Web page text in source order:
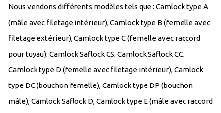
Nous vendons différents modèles tels que : Camlock type A
(mâle avec filetage intérieur), Camlock type B (femelle avec
filetage extérieur), Camlock type C (femelle avec raccord
pour tuyau), Camlock Saflock CS, Camlock Saflock CC,
Camlock type D (femelle avec filetage intérieur), Camlock
type DC (bouchon femelle), Camlock type DP (bouchon
mâle), Camlock Saflock D, Camlock type E (mâle avec raccord